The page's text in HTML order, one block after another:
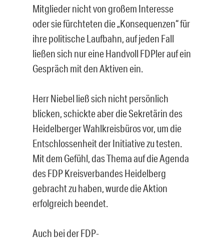
Mitglieder nicht von großem Interesse
oder sie fürchteten die „Konsequenzen“ für
ihre politische Laufbahn, auf jeden Fall
ließen sich nur eine Handvoll FDPler auf ein
Gespräch mit den Aktiven ein.
Herr Niebel ließ sich nicht persönlich
blicken, schickte aber die Sekretärin des
Heidelberger Wahlkreisbüros vor, um die
Entschlossenheit der Initiative zu testen.
Mit dem Gefühl, das Thema auf die Agenda
des FDP Kreisverbandes Heidelberg
gebracht zu haben, wurde die Aktion
erfolgreich beendet.
Auch bei der FDP-